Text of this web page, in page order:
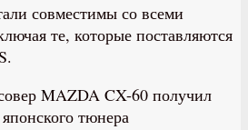
совместимы со всеми
те, которые поставляются